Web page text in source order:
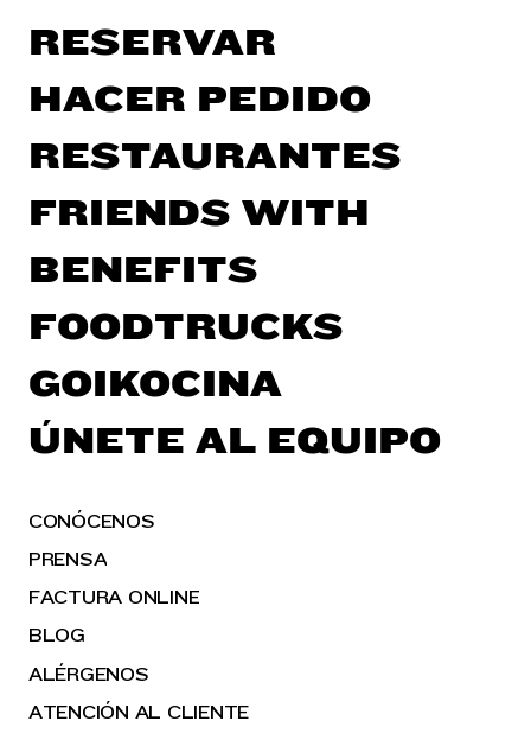
RESERVAR
HACER PEDIDO
RESTAURANTES
FRIENDS WITH
BENEFITS
FOODTRUCKS
GOIKOCINA
ÚNETE AL EQUIPO
CONÓCENOS
PRENSA
FACTURA ONLINE
BLOG
ALÉRGENOS
ATENCIÓN AL CLIENTE